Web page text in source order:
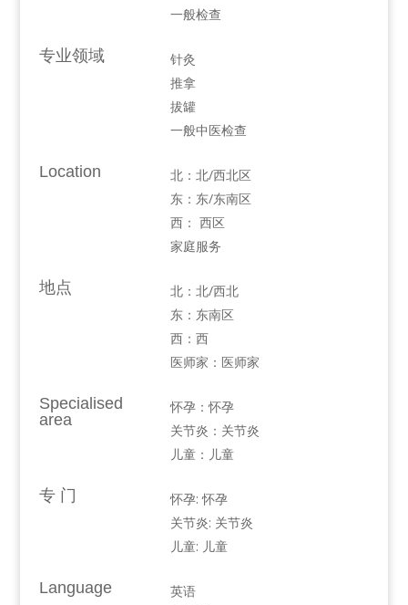
一般检查
专业领域
针灸
推拿
拔罐
一般中医检查
Location
北：北/西北区
东：东/东南区
西： 西区
家庭服务
地点
北：北/西北
东：东南区
西：西
医师家：医师家
Specialised
area
怀孕：怀孕
关节炎：关节炎
儿童：儿童
专 门
怀孕: 怀孕
关节炎: 关节炎
儿童: 儿童
Language
英语